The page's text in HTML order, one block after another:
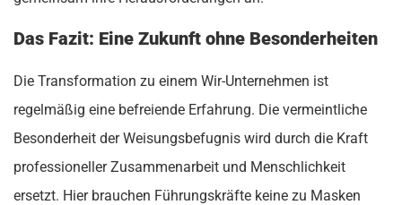
Das Fazit: Eine Zukunft ohne Besonderheiten
Die Transformation zu einem Wir-Unternehmen ist
regelmäßig eine befreiende Erfahrung. Die vermeintliche
Besonderheit der Weisungsbefugnis wird durch die Kraft
professioneller Zusammenarbeit und Menschlichkeit
ersetzt. Hier brauchen Führungskräfte keine zu Masken